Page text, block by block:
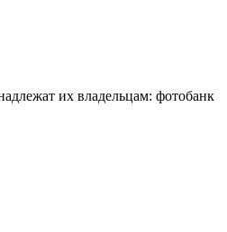
их владельцам: фотобанк